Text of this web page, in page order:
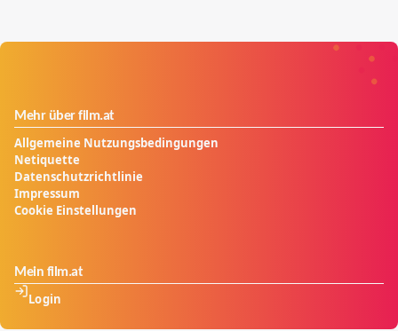
Mehr über film.at
Allgemeine Nutzungsbedingungen
Netiquette
Datenschutzrichtlinie
Impressum
Cookie Einstellungen
Mein film.at
Login